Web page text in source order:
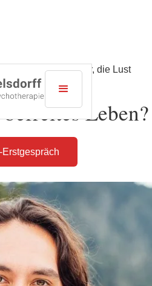
für Selbstzahler, die Lust
& Glück haben
Leben?
Erstgespräch